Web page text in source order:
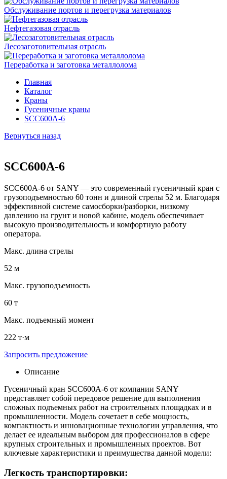
Обслуживание портов и перегрузка материалов
Нефтегазовая отрасль
Лесозаготовительная отрасль
Переработка и заготовка металлолома
Главная
Каталог
Краны
Гусеничные краны
SCC600A-6
Вернуться назад
SCC600A-6
SCC600A-6 от SANY — это современный гусеничный кран с
грузоподъемностью 60 тонн и длиной стрелы 52 м. Благодаря
эффективной системе самосборки/разборки, низкому
давлению на грунт и новой кабине, модель обеспечивает
высокую производительность и комфортную работу
оператора.
Макс. длина стрелы
52 м
Макс. грузоподъемность
60 т
Макс. подъемный момент
222 т·м
Запросить предложение
Описание
Гусеничный кран SCC600A-6 от компании SANY
представляет собой передовое решение для выполнения
сложных подъемных работ на строительных площадках и в
промышленности. Модель сочетает в себе мощность,
компактность и инновационные технологии управления, что
делает ее идеальным выбором для профессионалов в сфере
крупных строительных и промышленных проектов. Вот
ключевые характеристики и преимущества данной модели:
Легкость транспортировки: